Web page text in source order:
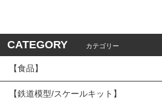
CATEGORY カテゴリー
【食品】
【鉄道模型/スケールキット】